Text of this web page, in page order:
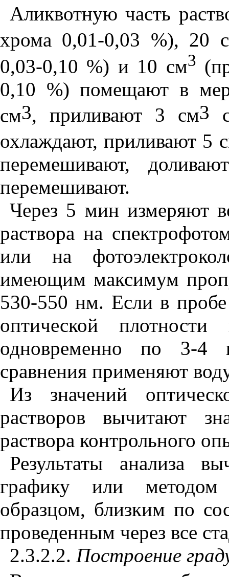
Аликвотную часть
хрома 0,01-0,03 %), 20
0,03-0,10 %) и 10 см3
0,10 %) помещают в
см3, приливают 3 см3
охлаждают, приливают 5
перемешивают,
перемешивают.
Через 5 мин измеряют
раствора на
или на
имеющим максимум
530-550 нм. Если в
оптической
одновременно по 3-4
сравнения применяют
Из значений
растворов вычитают
раствора контрольного
Результаты анализа
графику или методом
образцом, близким по
проведенным через все
2.3.2.2. Построение